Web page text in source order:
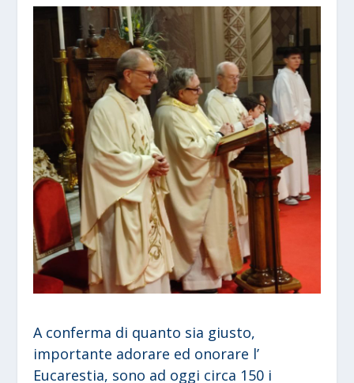
A conferma di quanto sia giusto,
importante adorare ed onorare l’
Eucarestia, sono ad oggi circa 150 i